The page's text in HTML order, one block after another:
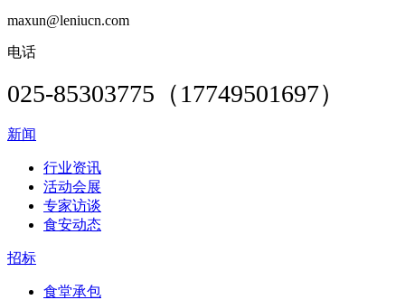
maxun@leniucn.com
电话
025-85303775（17749501697）
新闻
行业资讯
活动会展
专家访谈
食安动态
招标
食堂承包